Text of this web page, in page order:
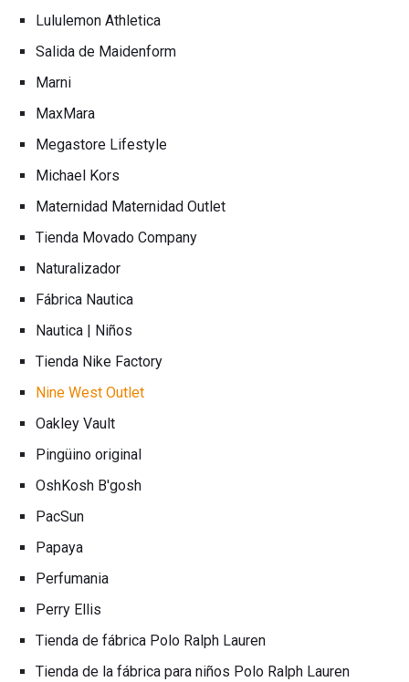
Lululemon Athletica
Salida de Maidenform
Marni
MaxMara
Megastore Lifestyle
Michael Kors
Maternidad Maternidad Outlet
Tienda Movado Company
Naturalizador
Fábrica Nautica
Nautica | Niños
Tienda Nike Factory
Nine West Outlet
Oakley Vault
Pingüino original
OshKosh B'gosh
PacSun
Papaya
Perfumania
Perry Ellis
Tienda de fábrica Polo Ralph Lauren
Tienda de la fábrica para niños Polo Ralph Lauren